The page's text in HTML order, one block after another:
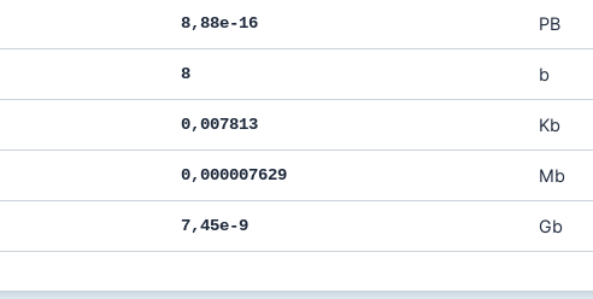
8,88e-16 PB
8 b
0,007813 Kb
0,000007629 Mb
7,45e-9 Gb